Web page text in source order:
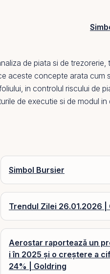
de piata si de trezorerie,
aceste concepte arata cum
in controlul riscului de
de executie si de modul in
Simbol Bursier
Trendul Zilei 26.01.2026 |
Aerostar raportează un
i în 2025 și o creștere a
24% | Goldring